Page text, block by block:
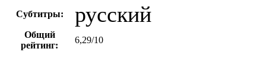
Субтитры: русский
Общий
рейтинг:
6,29/10